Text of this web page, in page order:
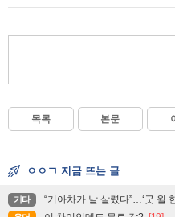
목록 본문
ㅇㅇㄱ 지금 뜨는 글
기타 “기아차가 날 살렸다”…‘굿 윌 헌